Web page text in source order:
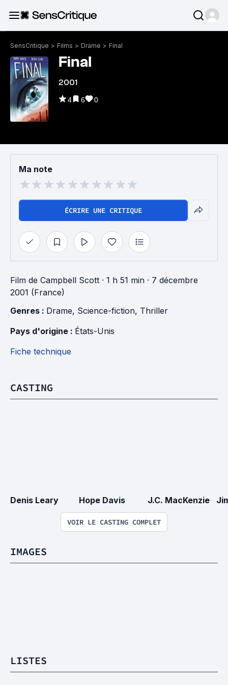
SensCritique > Films > Drame > Final
Final
2001
4 6 0
Ma note
ÉCRIRE UNE CRITIQUE
Film de Campbell Scott · 1 h 51 min · 7 décembre
2001 (France)
Genres : Drame, Science-fiction, Thriller
Pays d'origine : États-Unis
Fiche technique
CASTING
Denis Leary Hope Davis J.C. MacKenzie
VOIR LE CASTING COMPLET
IMAGES
LISTES